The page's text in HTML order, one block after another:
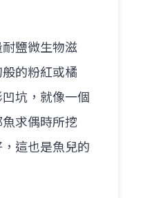
鹽微生物滋
的粉紅或橘
坑，就像一個
求偶時所挖
這也是魚兒的